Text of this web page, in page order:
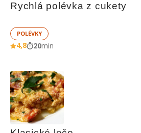
Rychlá polévka z cukety
POLÉVKY
4,8 20min